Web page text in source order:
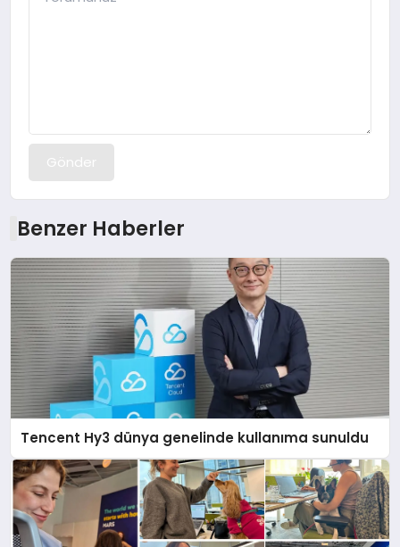
Gönder
Benzer Haberler
Tencent Hy3 dünya genelinde kullanıma sunuldu